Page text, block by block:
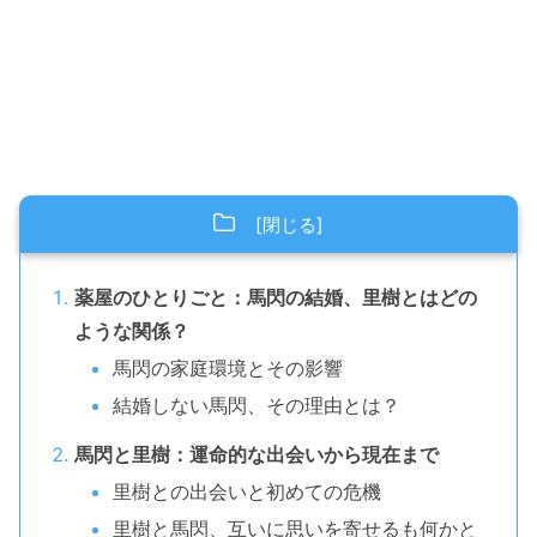
薬屋のひとりごと：馬閃の結婚、里樹とはどの
ような関係？
馬閃の家庭環境とその影響
結婚しない馬閃、その理由とは？
馬閃と里樹：運命的な出会いから現在まで
里樹との出会いと初めての危機
里樹と馬閃、互いに思いを寄せるも何かと